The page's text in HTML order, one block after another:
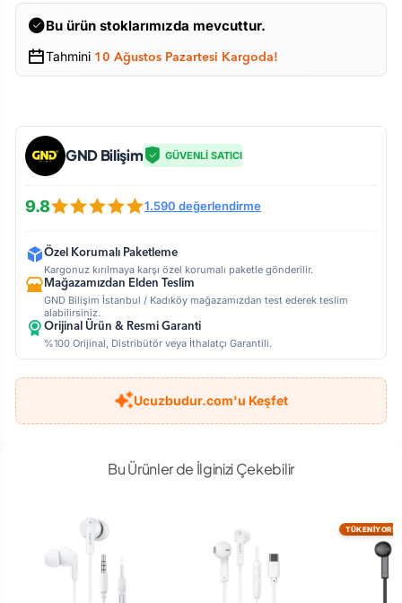
Bu ürün stoklarımızda mevcuttur.
Tahmini 10 Ağustos Pazartesi Kargoda!
GND Bilişim GÜVENLİ SATICI
9.8 1.590 değerlendirme
Özel Korumalı Paketleme
Kargonuz kırılmaya karşı özel korumalı paketle gönderilir.
Mağazamızdan Elden Teslim
GND Bilişim İstanbul / Kadıköy mağazamızdan test ederek teslim
alabilirsiniz.
Orijinal Ürün & Resmi Garanti
%100 Orijinal, Distribütör veya İthalatçı Garantili.
Ucuzbudur.com'u Keşfet
Bu Ürünler de İlginizi Çekebilir
TÜKENİYOR!